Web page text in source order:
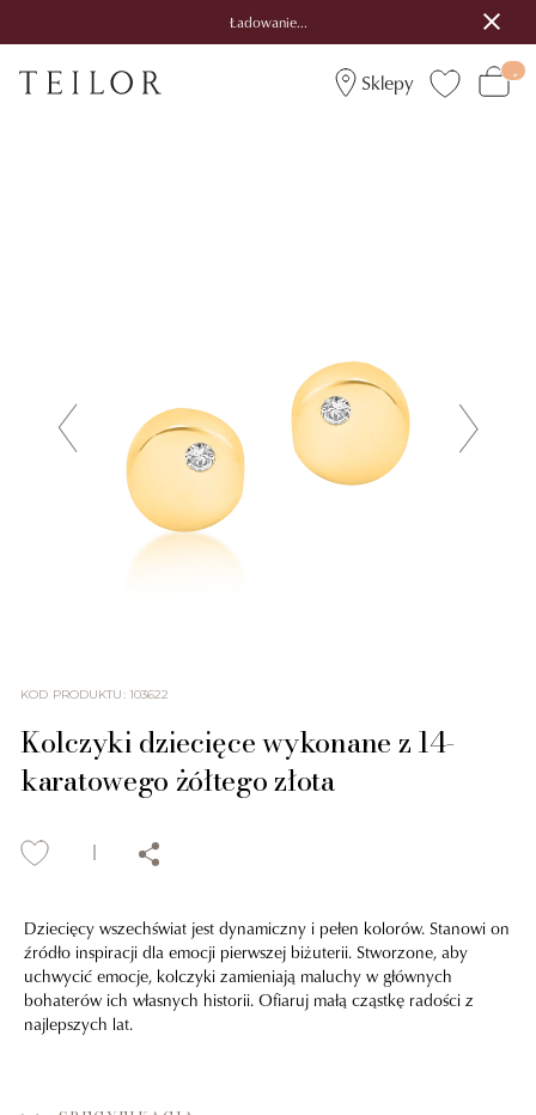
Ładowanie...
Sklepy
KOD PRODUKTU: 103622
Kolczyki dziecięce wykonane z 14-
karatowego żółtego złota
Dziecięcy wszechświat jest dynamiczny i pełen kolorów. Stanowi on
źródło inspiracji dla emocji pierwszej biżuterii. Stworzone, aby
uchwycić emocje, kolczyki zamieniają maluchy w głównych
bohaterów ich własnych historii. Ofiaruj małą cząstkę radości z
najlepszych lat.